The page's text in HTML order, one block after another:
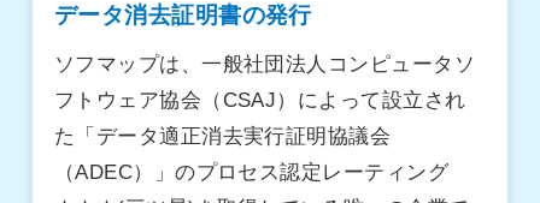
データ消去証明書の発行
ソフマップは、一般社団法人コンピュータソ
フトウェア協会（CSAJ）によって設立され
た「データ適正消去実行証明協議会
（ADEC）」のプロセス認定レーティング